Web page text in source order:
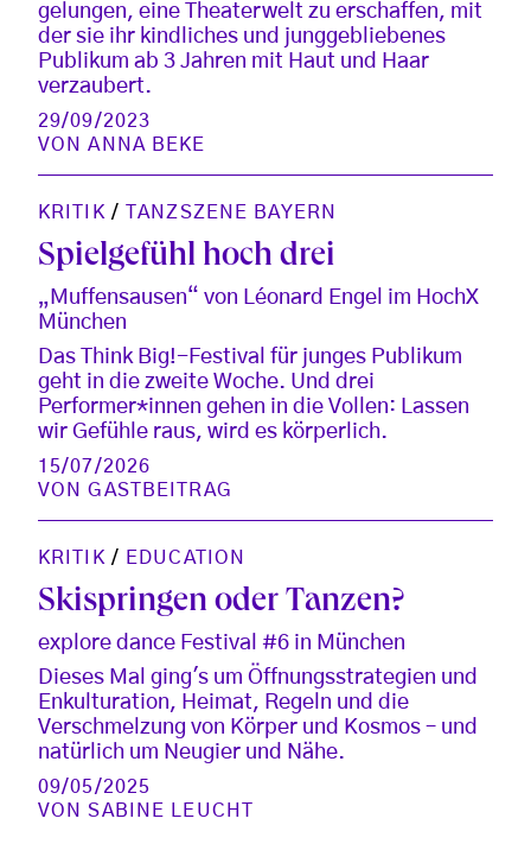
gelungen, eine Theaterwelt zu erschaffen, mit
der sie ihr kindliches und junggebliebenes
Publikum ab 3 Jahren mit Haut und Haar
verzaubert.
29/09/2023
VONANNA BEKE
KRITIK/ TANZSZENE BAYERN
Spielgefühl hoch drei
„Muffensausen“ von Léonard Engel im HochX
München
Das Think Big!-Festival für junges Publikum
geht in die zweite Woche. Und drei
Performer*innen gehen in die Vollen: Lassen
wir Gefühle raus, wird es körperlich.
15/07/2026
VONGASTBEITRAG
KRITIK/ EDUCATION
Skispringen oder Tanzen?
explore dance Festival #6 in München
Dieses Mal ging's um Öffnungsstrategien und
Enkulturation, Heimat, Regeln und die
Verschmelzung von Körper und Kosmos – und
natürlich um Neugier und Nähe.
09/05/2025
VONSABINE LEUCHT